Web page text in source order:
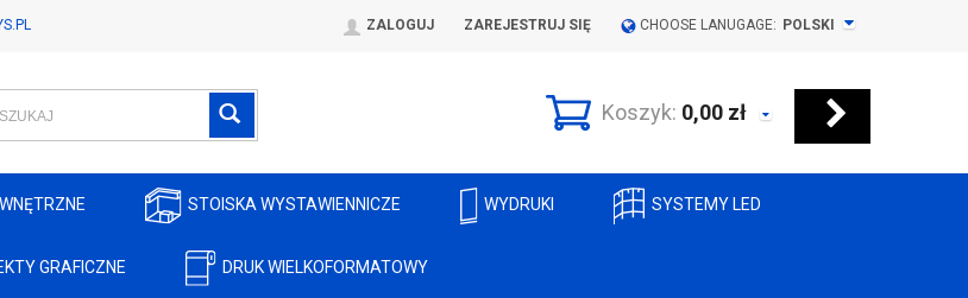
ZALOGUJ ZAREJESTRUJ SIĘ CHOOSE LANUGAGE: POLSKI
Koszyk: 0,00 zł
STOISKA WYSTAWIENNICZE WYDRUKI SYSTEMY LED
GRAFICZNE DRUK WIELKOFORMATOWY